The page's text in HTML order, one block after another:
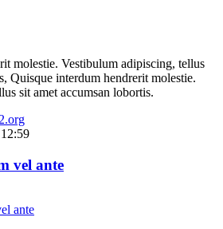
molestie. Vestibulum adipiscing, tellus
Quisque interdum hendrerit molestie.
sit amet accumsan lobortis.
vel ante